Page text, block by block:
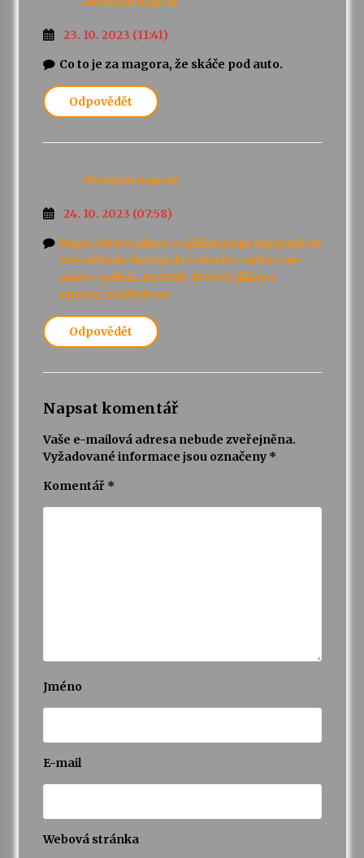
23. 10. 2023 (11:41)
Co to je za magora, že skáče pod auto.
Odpovědět
Anonym napsal:
24. 10. 2023 (07:58)
https://www.idnes.cz/jihlava/zpravy/parkovi
ste-nehoda-humpolec-chodec-vytlaceni-
misto-policie.A231019_144730_jihlava-
zpravy_mv/diskuse
Odpovědět
Napsat komentář
Vaše e-mailová adresa nebude zveřejněna.
Vyžadované informace jsou označeny *
Komentář *
Jméno
E-mail
Webová stránka